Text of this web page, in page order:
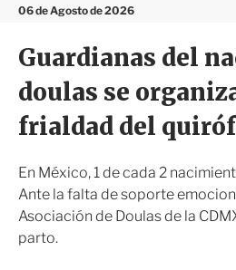
n
06 de Agosto de 2026
Guardianas del
doulas se
frialdad del
En México, 1 de cada 2
Ante la falta de soporte
Asociación de Doulas de la
parto.